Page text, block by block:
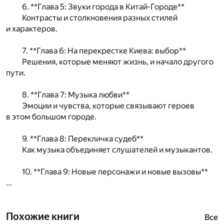
6. **Глава 5: Звуки города в Китай-Городе**
Контрасты и столкновения разных стилей
и характеров.
7. **Глава 6: На перекрестке Киева: выбор**
Решения, которые меняют жизнь, и начало другого
пути.
8. **Глава 7: Музыка любви**
Эмоции и чувства, которые связывают героев
в этом большом городе.
9. **Глава 8: Перекличка судеб**
Как музыка объединяет слушателей и музыкантов.
10. **Глава 9: Новые персонажи и новые вызовы**
...
Похожие книги Все